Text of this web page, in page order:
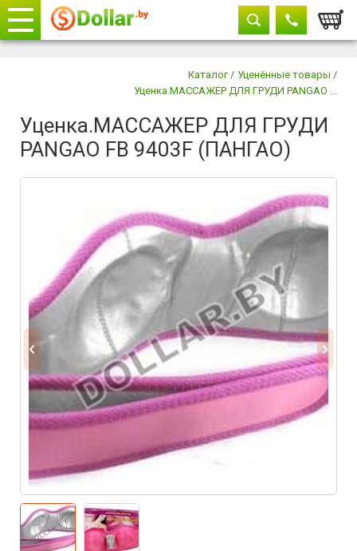
+375 29882-11-33
+375 17 315-37-77
Каталог / Уценённые товары /
Уценка.МАССАЖЕР ДЛЯ ГРУДИ PANGAO ...
Уценка.МАССАЖЕР ДЛЯ ГРУДИ
PANGAO FB 9403F (ПАНГАО)